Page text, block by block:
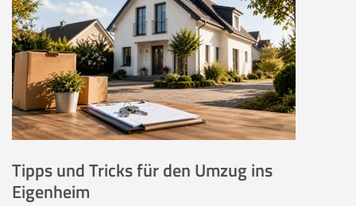
Tipps und Tricks für den Umzug ins
Eigenheim